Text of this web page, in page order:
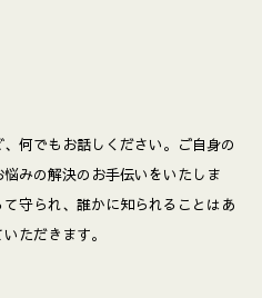
何でもお話しください。ご自身の
みの解決のお手伝いをいたしま
守られ、誰かに知られることはあ
ただきます。